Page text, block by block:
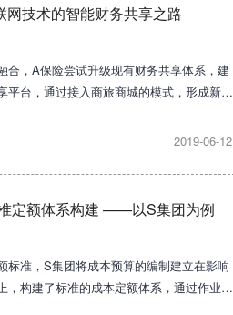
技术的智能财务共享之路
合，A保险尝试升级现有财务共享体系，建
平台，通过接入商旅商城的模式，形成新型
2019-06-12
定额体系构建 ——以S集团为例
标准，S集团将成本预算的编制建立在影响
，构建了标准的成本定额体系，通过作业梳